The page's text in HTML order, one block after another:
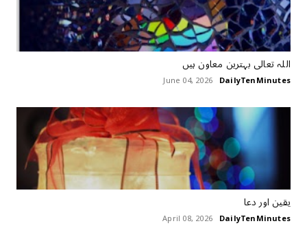
اللہ تعالی بہترین معاون ہیں
DailyTenMinutes
June 04, 2026
یقین اور دعا
DailyTenMinutes
April 08, 2026